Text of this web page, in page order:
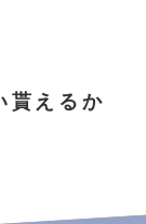
貰えるか